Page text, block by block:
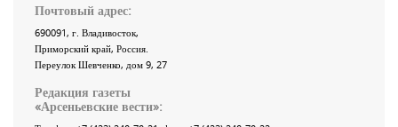
Почтовый адрес:
690091, г. Владивосток,
Приморский край, Россия
Переулок Шевченко, дом 9, 27
Редакция газеты
«Арсеньевские вести»: